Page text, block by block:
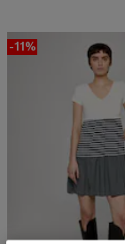
-11%